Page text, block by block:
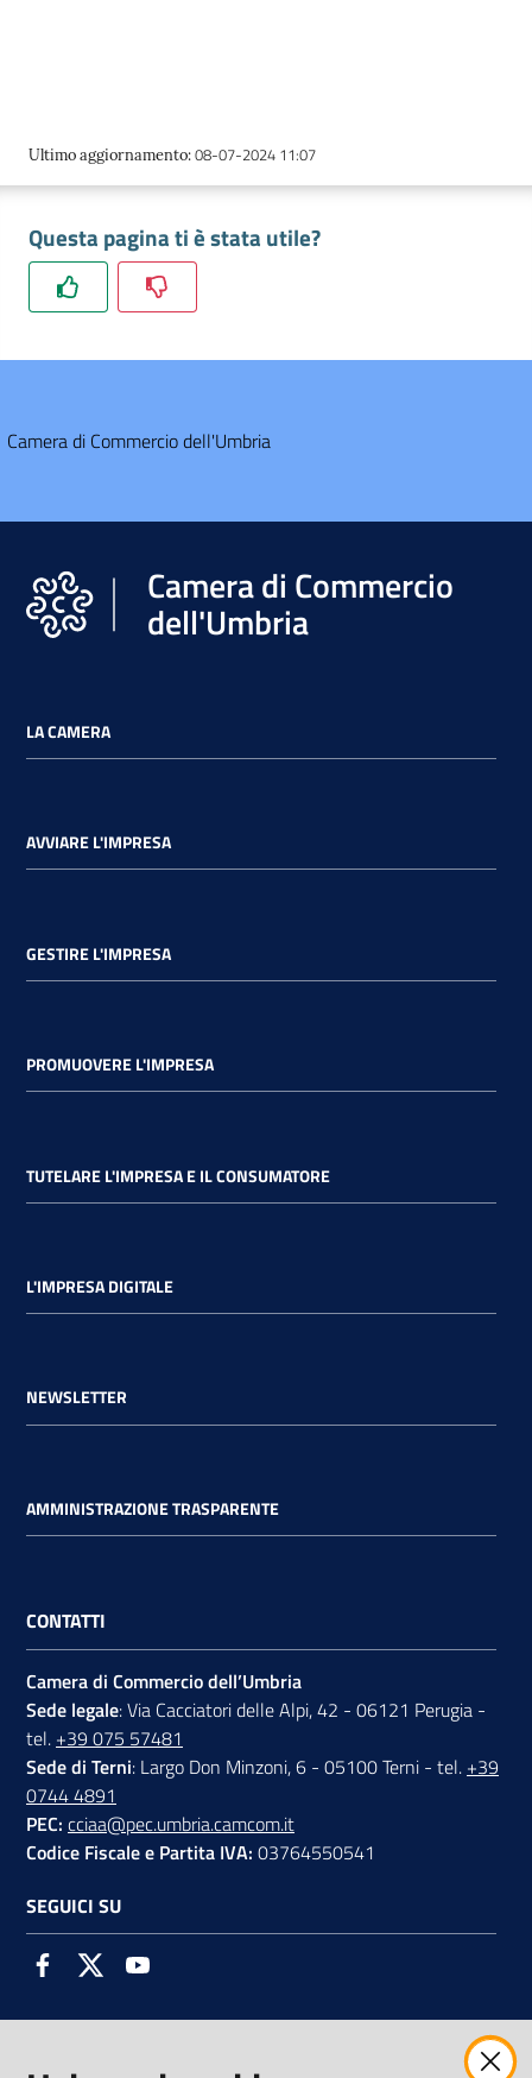
Ultimo aggiornamento:08-07-2024 11:07
Questa pagina ti è stata utile?
Camera di Commercio dell'Umbria
Camera di Commercio
dell'Umbria
LA CAMERA
AVVIARE L'IMPRESA
GESTIRE L'IMPRESA
PROMUOVERE L'IMPRESA
TUTELARE L'IMPRESA E IL CONSUMATORE
L'IMPRESA DIGITALE
NEWSLETTER
AMMINISTRAZIONE TRASPARENTE
CONTATTI
Camera di Commercio dell’Umbria
Sede legale: Via Cacciatori delle Alpi, 42 - 06121 Perugia -
tel. +39 075 57481
Sede di Terni: Largo Don Minzoni, 6 - 05100 Terni - tel. +39
0744 4891
PEC: cciaa@pec.umbria.camcom.it
Codice Fiscale e Partita IVA: 03764550541
SEGUICI SU
FacebookTwitter